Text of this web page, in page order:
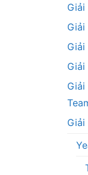
Giải
Giải